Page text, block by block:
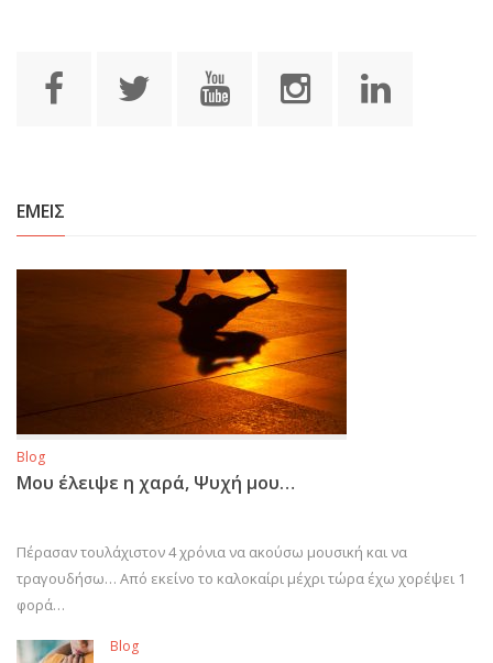
ΕΜΕΙΣ
Blog
Μου έλειψε η χαρά, Ψυχή μου…
Πέρασαν τουλάχιστον 4 χρόνια να ακούσω μουσική και να
τραγουδήσω… Από εκείνο το καλοκαίρι μέχρι τώρα έχω χορέψει 1
φορά…
Blog